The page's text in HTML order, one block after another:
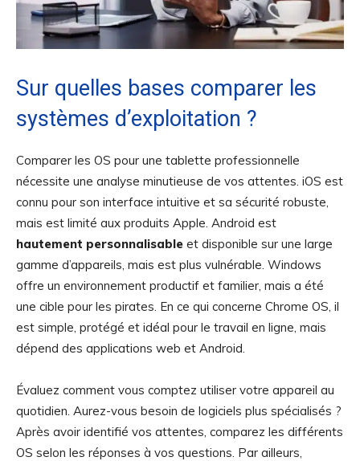
Sur quelles bases comparer les
systèmes d’exploitation ?
Comparer les OS pour une tablette professionnelle
nécessite une analyse minutieuse de vos attentes. iOS est
connu pour son interface intuitive et sa sécurité robuste,
mais est limité aux produits Apple. Android est
hautement personnalisable et disponible sur une large
gamme d’appareils, mais est plus vulnérable. Windows
offre un environnement productif et familier, mais a été
une cible pour les pirates. En ce qui concerne Chrome OS, il
est simple, protégé et idéal pour le travail en ligne, mais
dépend des applications web et Android.
Évaluez comment vous comptez utiliser votre appareil au
quotidien. Aurez-vous besoin de logiciels plus spécialisés ?
Après avoir identifié vos attentes, comparez les différents
OS selon les réponses à vos questions. Par ailleurs,